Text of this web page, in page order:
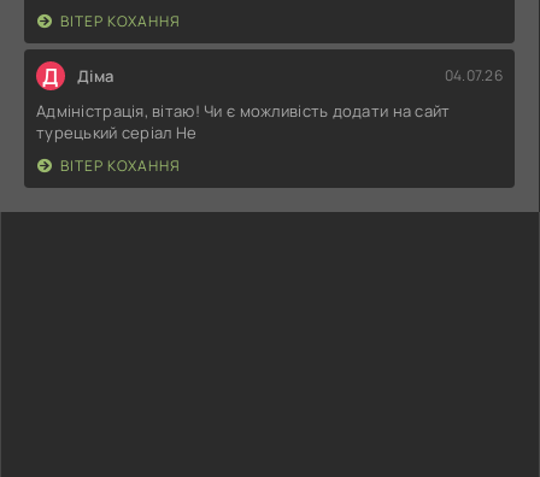
ВІТЕР КОХАННЯ
Д Діма 04.07.26
Адміністрація, вітаю! Чи є можливість додати на сайт
турецький серіал Не
ВІТЕР КОХАННЯ